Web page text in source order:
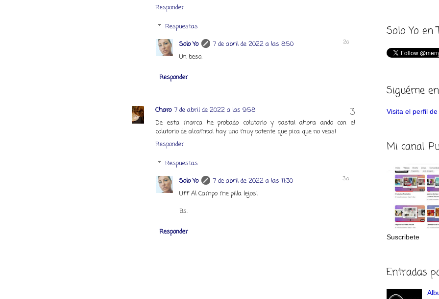
Responder
Respuestas
Solo Yo
7 de abril de 2022 a las 8:50
Un beso.
Responder
Charo 7 de abril de 2022 a las 9:58
De esta marca he probado colutorio y pasta! ahora ando con el
colutorio de alcampo! hay uno muy potente que pica que no veas!
Responder
Respuestas
Solo Yo
7 de abril de 2022 a las 11:30
Uff Al Campo me pilla lejos!
Bs.
Responder
Solo Yo en
Siguéme
Visita el perfil
Mi canal.
Suscribete
Entradas